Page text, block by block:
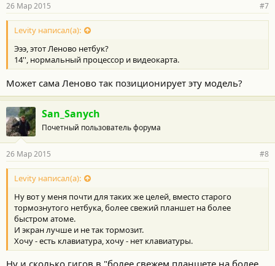
26 Мар 2015 #7
Levity написал(а):
Эээ, этот Леново нетбук?
14'', нормальный процессор и видеокарта.
Может сама Леново так позиционирует эту модель?
San_Sanych
Почетный пользователь форума
26 Мар 2015 #8
Levity написал(а):
Ну вот у меня почти для таких же целей, вместо старого
тормознутого нетбука, более свежий планшет на более
быстром атоме.
И экран лучше и не так тормозит.
Хочу - есть клавиатура, хочу - нет клавиатуры.
Ну и сколько гигов в "более свежем планшете на более